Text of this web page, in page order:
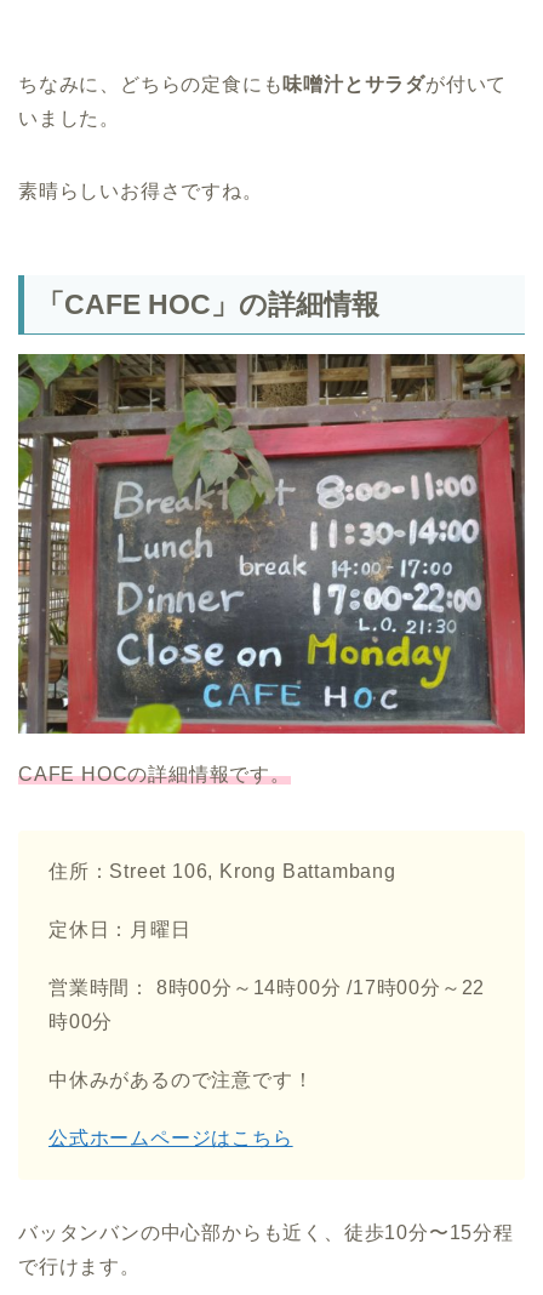
ちなみに、どちらの定食にも 味噌汁とサラダが付いて
いました。
素晴らしいお得さですね。
「CAFE HOC」の詳細情報
CAFE HOCの詳細情報です。
住所：Street 106, Krong Battambang
定休日：月曜日
営業時間： 8時00分～14時00分 /17時00分～22
時00分
中休みがあるので注意です！
公式ホームページはこちら
バッタンバンの中心部からも近く、徒歩10分〜15分程
で行けます。